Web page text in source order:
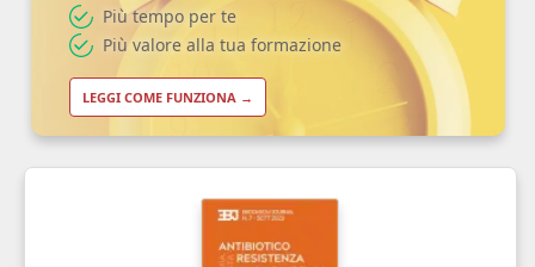
Più tempo per te
Più valore alla tua formazione
LEGGI COME FUNZIONA →